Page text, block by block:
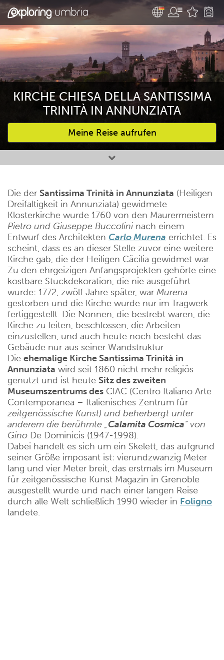
KIRCHE CHIESA DELLA SANTISSIMA
TRINITÀ IN ANNUNZIATA
Meine Reise aufrufen
Bevorzugte Aktivitäten
Die der Santissima Trinità in Annunziata (Heiligen
Dreifaltigkeit in Annunziata) gewidmete
Klosterkirche wurde 1760 von den Maurermeistern
Pietro und Giuseppe Buccolini nach einem
Entwurf des Architekten Carlo Murena errichtet. Es
scheint, dass es an dieser Stelle zuvor eine weitere
Kirche gab, die der Heiligen Cäcilia gewidmet war.
Zu den ehrgeizigen Anfangsprojekten gehörte eine
kostbare Stuckdekoration, die nie ausgeführt
wurde: 1772, zwölf Jahre später, war Murena
gestorben und die Kirche wurde nur im Tragwerk
fertiggestellt. Die Nonnen, die bestrebt waren, die
Kirche zu leiten, beschlossen, die Arbeiten
einzustellen, und auch heute noch besteht das
Gebäude nur aus seiner Wandstruktur.
Die ehemalige Kirche Santissima Trinità in
Annunziata wird seit 1860 nicht mehr religiös
genutzt und ist heute Sitz des zweiten
Museumszentrums des CIAC (Centro Italiano Arte
Contemporanea – Italienisches Zentrum für
zeitgenössische Kunst) und beherbergt unter
anderem die berühmte „Calamita Cosmica“ von
Gino De Dominicis (1947-1998).
Dabei handelt es sich um ein Skelett, das aufgrund
seiner Größe imposant ist: vierundzwanzig Meter
lang und vier Meter breit, das erstmals im Museum
für zeitgenössische Kunst Magazin in Grenoble
ausgestellt wurde und nach einer langen Reise
durch alle Welt schließlich 1990 wieder in Foligno
landete.